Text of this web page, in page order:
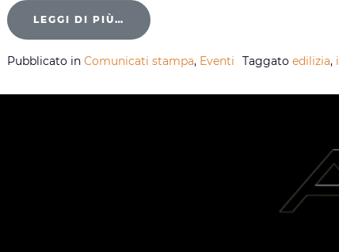
LEGGI DI PIÙ…
Pubblicato in Comunicati stampa, Eventi Taggato edilizia,